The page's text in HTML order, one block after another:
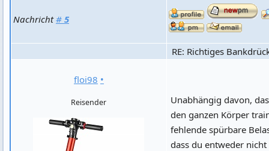
Nachricht# 5
RE: Richtiges
floi98 •
Reisender
Unabhängig davon,
den ganzen Körper
fehlende spürbare
dass du entweder